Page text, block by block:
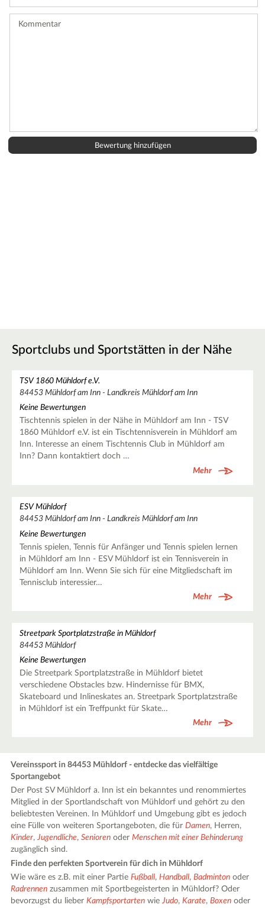
Sportclubs und Sportstätten in der Nähe
TSV 1860 Mühldorf e.V.
84453 Mühldorf am Inn - Landkreis Mühldorf am Inn
Keine Bewertungen
Tischtennis spielen in der Nähe in Mühldorf am Inn - TSV
1860 Mühldorf e.V. ist ein Tischtennisverein in Mühldorf am
Inn. Interesse an einem Tischtennis Club in Mühldorf am
Inn? Dann kontaktiert doch …
Mehr
ESV Mühldorf
84453 Mühldorf am Inn - Landkreis Mühldorf am Inn
Keine Bewertungen
Tennis spielen, Tennis für Anfänger und Tennis spielen lernen
in Mühldorf am Inn - ESV Mühldorf ist ein Tennisverein in
Mühldorf am Inn. Wenn Sie sich für eine Mitgliedschaft im
Tennisclub interessier…
Mehr
Streetpark Sportplatzstraße in Mühldorf
84453 Mühldorf
Keine Bewertungen
Die Streetpark Sportplatzstraße in Mühldorf bietet
verschiedene Obstacles bzw. Hindernisse für BMX,
Skateboard und Inlineskates an. Streetpark Sportplatzstraße
in Mühldorf ist ein Treffpunkt für Skate…
Mehr
Vereinssport in 84453 Mühldorf - entdecke das vielfältige
Sportangebot
Der Post SV Mühldorf a. Inn ist ein bekanntes und renommiertes
Mitglied in der Sportlandschaft von Mühldorf und gehört zu den
beliebtesten Vereinen. In Mühldorf und Umgebung gibt es jedoch
eine Fülle von weiteren Sportangeboten, die fürDamen, Herren,
Kinder,Jugendliche,Senioren oderMenschen mit einer Behinderung
zugänglich sind.
Finde den perfekten Sportverein für dich in Mühldorf
Wie wäre es z.B. mit einer PartieFußball,Handball,Badminton oder
Radrennen zusammen mit Sportbegeisterten in Mühldorf? Oder
bevorzugst du lieberKampfsportarten wieJudo,Karate,Boxen oder